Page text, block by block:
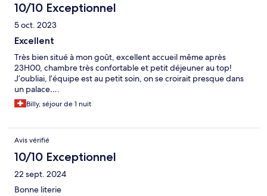
10/10 Exceptionnel
5 oct. 2023
Excellent
Très bien situé à mon goût, excellent accueil même après
23H00, chambre très confortable et petit déjeuner au top!
J’oubliai, l’équipe est au petit soin, on se croirait presque dans
un palace….
Billy, séjour de 1 nuit
Avis vérifié
10/10 Exceptionnel
22 sept. 2024
Bonne literie